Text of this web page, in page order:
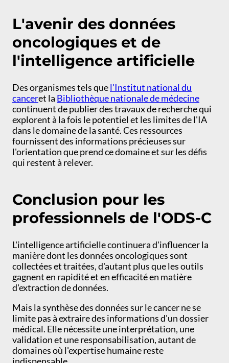
L'avenir des données
oncologiques et de
l'intelligence artificielle
Des organismes tels quel'Institut national du
canceret la Bibliothèque nationale de médecine
continuent de publier des travaux de recherche qui
explorent à la fois le potentiel et les limites de l'IA
dans le domaine de la santé. Ces ressources
fournissent des informations précieuses sur
l'orientation que prend ce domaine et sur les défis
qui restent à relever.
Conclusion pour les
professionnels de l'ODS-C
L'intelligence artificielle continuera d'influencer la
manière dont les données oncologiques sont
collectées et traitées, d'autant plus que les outils
gagnent en rapidité et en efficacité en matière
d'extraction de données.
Mais la synthèse des données sur le cancer ne se
limite pas à extraire des informations d'un dossier
médical. Elle nécessite une interprétation, une
validation et une responsabilisation, autant de
domaines où l'expertise humaine reste